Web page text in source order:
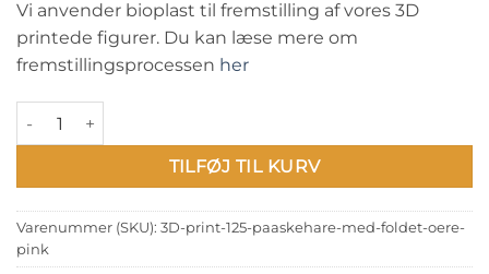
Vi anvender bioplast til fremstilling af vores 3D
printede figurer. Du kan læse mere om
fremstillingsprocessen her
Påskehare med foldet øre - pink antal
TILFØJ TIL KURV
Varenummer (SKU): 3D-print-125-paaskehare-med-foldet-oere-
pink